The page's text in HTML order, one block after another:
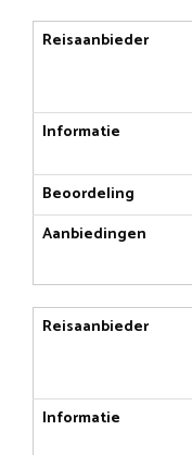
Reisaanbieder
Informatie
Beoordeling
Aanbiedingen
Reisaanbieder
Informatie